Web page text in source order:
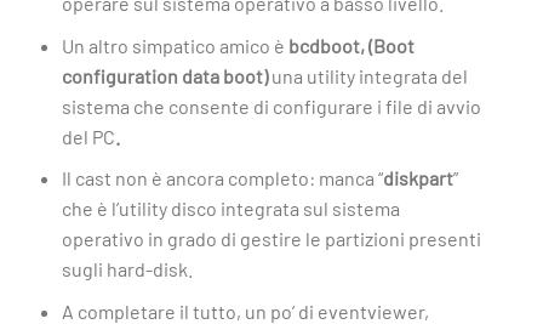
Un altro simpatico amico è bcdboot, (Boot
configuration data boot)una utility integrata del
sistema che consente di configurare i file di avvio
del PC.
Il cast non è ancora completo: manca “diskpart”
che è l’utility disco integrata sul sistema
operativo in grado di gestire le partizioni presenti
sugli hard-disk.
A completare il tutto, un po’ di eventviewer,